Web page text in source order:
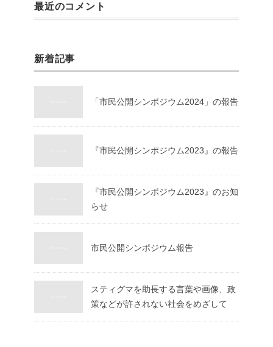
最近のコメント
新着記事
「市民公開シンポジウム2024」の報告
『市民公開シンポジウム2023』の報告
『市民公開シンポジウム2023』のお知
らせ
市民公開シンポジウム報告
スティグマを助長する言葉や画像、政
策などが許されない社会をめざして